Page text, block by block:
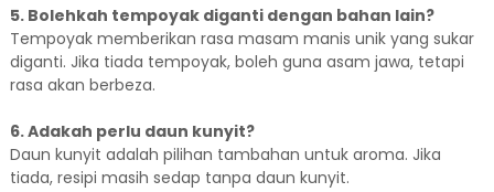
5. Bolehkah tempoyak diganti dengan bahan lain?
Tempoyak memberikan rasa masam manis unik yang sukar
diganti. Jika tiada tempoyak, boleh guna asam jawa, tetapi
rasa akan berbeza.
6. Adakah perlu daun kunyit?
Daun kunyit adalah pilihan tambahan untuk aroma. Jika
tiada, resipi masih sedap tanpa daun kunyit.